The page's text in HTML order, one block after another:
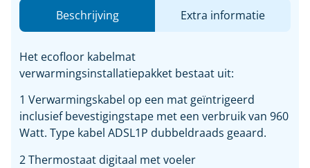
Beschrijving Extra informatie
Het ecofloor kabelmat
verwarmingsinstallatiepakket bestaat uit:
1 Verwarmingskabel op een mat geïntrigeerd
inclusief bevestigingstape met een verbruik van 960
Watt. Type kabel ADSL1P dubbeldraads geaard.
2 Thermostaat digitaal met voeler